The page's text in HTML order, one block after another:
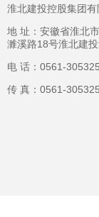
淮北建投控股集团有
地 址：安徽省淮北
濉溪路18号淮北建
电 话：0561-
传 真：0561-